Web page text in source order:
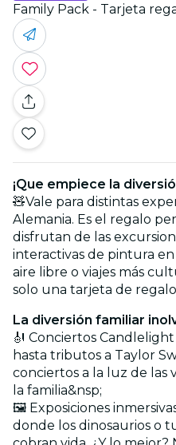
Family Pack - Tarjeta
¡Que empiece la
🧸Vale para distintas
Alemania. Es el regalo
disfrutan de las
interactivas de pintura en
aire libre o viajes más
solo una tarjeta de
La diversión familiar
🎻 Conciertos
hasta tributos a Taylor
conciertos a la luz de las
la familia&nsp;
🖼️ Exposiciones
donde los dinosaurios o